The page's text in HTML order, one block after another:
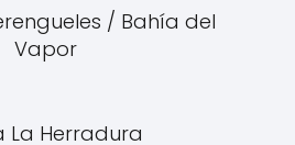
/ Bahía del
Vapor
La Herradura